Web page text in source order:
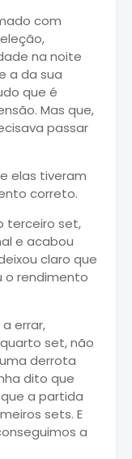
com
na noite
a da sua
que é
Mas que,
passar
elas tiveram
correto.
terceiro set,
e acabou
claro que
o rendimento
errar,
set, não
derrota
dito que
a partida
sets. E
a